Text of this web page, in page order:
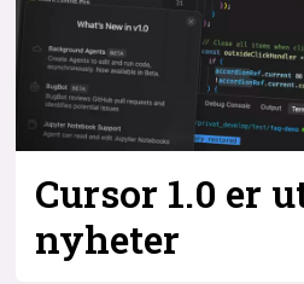
Cursor 1.0 er
nyheter